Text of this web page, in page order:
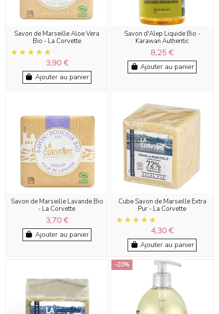
Savon de Marseille Aloe Vera
Bio - La Corvette
3,90 €
Ajouter au panier
Savon d'Alep Liquide Bio -
Karawan Authentic
8,25 €
Ajouter au panier
Savon de Marseille Lavande Bio
- La Corvette
3,70 €
Ajouter au panier
Cube Savon de Marseille Extra
Pur - La Corvette
4,30 €
Ajouter au panier
-20%